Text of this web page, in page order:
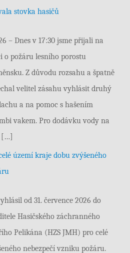
stovka hasičů
– Dnes v 17:30 jsme přijali na
o požáru lesního porostu
Z důvodu rozsahu a špatně
velitel zásahu vyhlásit druhý
a na pomoc s hašením
vakem. Pro dodávku vody na
[…]
území kraje dobu zvýšeného
od 31. července 2026 do
Hasičského záchranného
Pelikána (HZS JMH) pro celé
nebezpečí vzniku požáru.